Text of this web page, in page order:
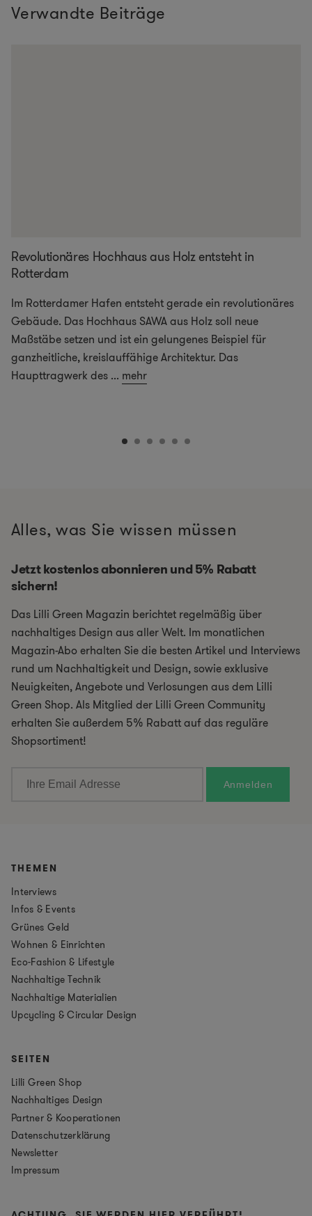
Verwandte Beiträge
Revolutionäres Hochhaus aus Holz entsteht in
Rotterdam
Im Rotterdamer Hafen entsteht gerade ein revolutionäres
Gebäude. Das Hochhaus SAWA aus Holz soll neue
Maßstäbe setzen und ist ein gelungenes Beispiel für
ganzheitliche, kreislauffähige Architektur. Das
Haupttragwerk des ... mehr
Alles, was Sie wissen müssen
Jetzt kostenlos abonnieren und 5% Rabatt
sichern!
Das Lilli Green Magazin berichtet regelmäßig über
nachhaltiges Design aus aller Welt. Im monatlichen
Magazin-Abo erhalten Sie die besten Artikel und Interviews
rund um Nachhaltigkeit und Design, sowie exklusive
Neuigkeiten, Angebote und Verlosungen aus dem Lilli
Green Shop. Als Mitglied der Lilli Green Community
erhalten Sie außerdem 5% Rabatt auf das reguläre
Shopsortiment!
THEMEN
Interviews
Infos & Events
Grünes Geld
Wohnen & Einrichten
Eco-Fashion & Lifestyle
Nachhaltige Technik
Nachhaltige Materialien
Upcycling & Circular Design
SEITEN
Lilli Green Shop
Nachhaltiges Design
Partner & Kooperationen
Datenschutzerklärung
Newsletter
Impressum